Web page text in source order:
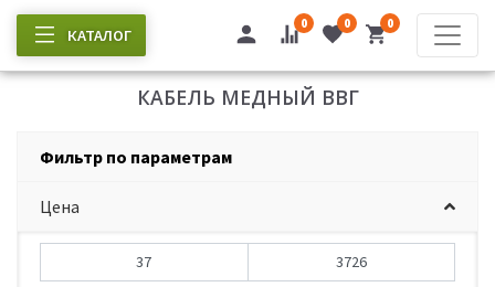
КАТАЛОГ
0 0 0
КАБЕЛЬ МЕДНЫЙ ВВГ
Фильтр по параметрам
Цена